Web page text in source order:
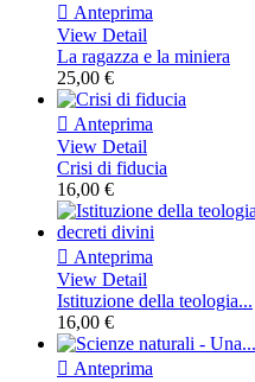
 Anteprima
View Detail
La ragazza e la miniera
25,00 €
 Anteprima
View Detail
Crisi di fiducia
16,00 €
 Anteprima
View Detail
Istituzione della teologia...
16,00 €
 Anteprima